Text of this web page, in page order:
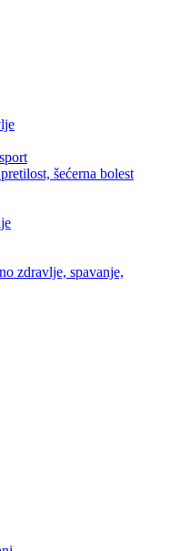
šećerna bolest
zdravlje, spavanje,